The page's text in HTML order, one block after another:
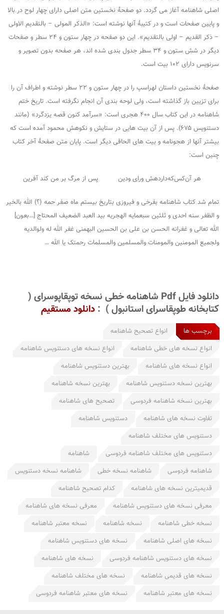
اصلی شاهنامه آغاز می گردد. دو صفحۀ نخستین متن اصلی دارای چهار لوح در بالا
و پایین صفحات است و در کتیبۀ آنها نوشته است: «الذکر المولى – بالتقدیم الاولى
– ذکر القدیم – اولى بالتقدیم». این دو صفحه در چهار ستون و ۲۴ سطر و صفحات
دیگر در شش ستون و ۳۴ سطر جدول بندی شده اند، هر صفحه بدون تصویر و
سرنویس دارای ۱۰۲ بیت است.
صفحۀ نخستین داستان لهراسپ را در چهار ستون و ۲۲ سطر نوشته و اطراف آن را
برای تزیین باز گذاشته است، ولی لوحه بندی آن انجام نگرفته است. تاریخ ختم
شاهنامه در این کتاب سال ۴۰۰ هجری است: «سرآمد کنون قصه یزدگرد» (مانند
دستنویس ۶۷۵). پس از آن بیت هایی در ستایش و نکوهش محمود آمده است که
بیشتر آنها از هجونامه و بیت های الحاقی دیگر است. پایان متن صفحۀ آخر کتاب
چنین است:
هر آن‌کس‌که‌داردهش ورای ودین پس از مرگ بر من کند آفرین
تمام شد کتاب شاهنامه بفرخی و فیروزی بتاریخ بیستم ماه صفر حمه (؟) الله بالخیر
و الظفر سنه احدی و ثلثین سبعمایه الهجریه بید العبد الضعیف المحتاج […بعون]
الله تعالی و غفرانه الحسن بن علی بن الحسین البهمنی غفر الله له ولوالدیه
ولجمیع المومنین والمومنات والمسلمین والمسلمات رحمتک یا الله …
دانلود فایل Pdf شاهنامه خطی نسخه توپقاپوسرای (
کتابخانه طوپقاسرای استانبول ) : دانلود مستقیم
برچسب ها
انواع تصحیح شاهنامه
انواع نسخه های خطی شاهنامه
انواع نسخه های دستنویس شاهنامه
انواع نسخه های شاهنامه
بهترین دستنویس شاهنامه
بهترین نسخه دستنویس شاهنامه
بهترین نسخه شاهنامه
بهترین نسخه شاهنامه فردوسی
تصحیح های شاهنامه
تفاوت نسخه های شاهنامه
دستنویس شاهنامه
دستنویس های مختلف شاهنامه
دستنویس های مختلف شاهنامه فردوسی
شاهنامه
شاهنامه فردوسی
شاهنامه نسخه خطی
شاهنامه نسخه دستنویس
قدیمیترین نسخه های شاهنامه
کدام تصحیح شاهنامه
معرفی نسخه های دستنویس شاهنامه
معرفی نسخه های شاهنامه
نسخه خطی شاهنامه
نسخه شاهنامه
نسخه معتبر شاهنامه
نسخه های اصلی شاهنامه
نسخه های دستنویس شاهنامه
نسخه های دستنویس شاهنامه فردوسی
نسخه های شاهنامه
نسخه های قدیمی شاهنامه
نسخه های مختلف شاهنامه
نسخه های معتبر شاهنامه
نسخه های معتبر شاهنامه فردوسی